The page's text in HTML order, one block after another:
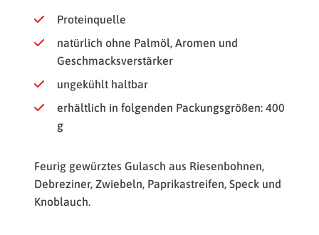
Proteinquelle
natürlich ohne Palmöl, Aromen und
Geschmacksverstärker
ungekühlt haltbar
erhältlich in folgenden Packungsgrößen: 400
g
Feurig gewürztes Gulasch aus Riesenbohnen,
Debreziner, Zwiebeln, Paprikastreifen, Speck und
Knoblauch.